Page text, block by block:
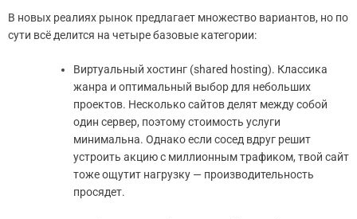
В новых реалиях рынок предлагает множество вариантов, но по
сути всё делится на четыре базовые категории:
Виртуальный хостинг (shared hosting). Классика
жанра и оптимальный выбор для небольших
проектов. Несколько сайтов делят между собой
один сервер, поэтому стоимость услуги
минимальна. Однако если сосед вдруг решит
устроить акцию с миллионным трафиком, твой сайт
тоже ощутит нагрузку — производительность
просядет.